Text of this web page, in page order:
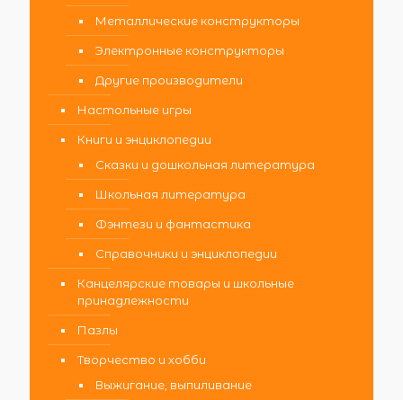
Металлические конструкторы
Электронные конструкторы
Другие производители
Настольные игры
Книги и энциклопедии
Сказки и дошкольная литература
Школьная литература
Фэнтези и фантастика
Справочники и энциклопедии
Канцелярские товары и школьные
принадлежности
Пазлы
Творчество и хобби
Выжигание, выпиливание